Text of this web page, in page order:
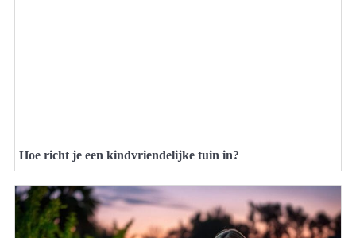
Hoe richt je een kindvriendelijke tuin in?